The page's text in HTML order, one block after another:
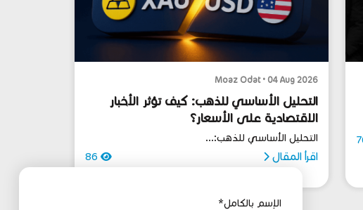
Moaz Odat • 04 Aug 2026
التحليل الأساسي للذهب: كيف تؤثر الأخبار
الاقتصادية على الأسعار؟
التحليل الأساسي للذهب:...
اقرأ المقال 86
الإسم بالكامل*